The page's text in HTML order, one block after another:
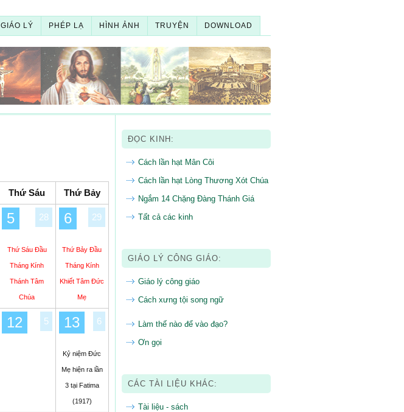
GIÁO LÝ PHÉP LẠ HÌNH ẢNH TRUYỆN DOWNLOAD
Thứ Sáu Thứ Bảy
5 28
Thứ Sáu Đầu
Tháng Kính
Thánh Tâm
Chúa
6 29
Thứ Bảy Đầu
Tháng Kính
Khiết Tâm Đức
Mẹ
12 5 13 6
Kỷ niệm Đức
Mẹ hiện ra lần
3 tại Fatima
(1917)
ĐỌC KINH:
Cách lần hạt Mân Côi
Cách lần hạt Lòng Thương Xót Chúa
Ngắm 14 Chặng Đàng Thánh Giá
Tất cả các kinh
GIÁO LÝ CÔNG GIÁO:
Giáo lý công giáo
Cách xưng tội song ngữ
Làm thế nào để vào đạo?
Ơn gọi
CÁC TÀI LIỆU KHÁC:
Tài liệu - sách